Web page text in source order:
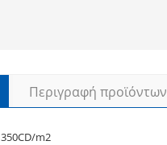
Περιγραφή προϊόντων
350CD/m2